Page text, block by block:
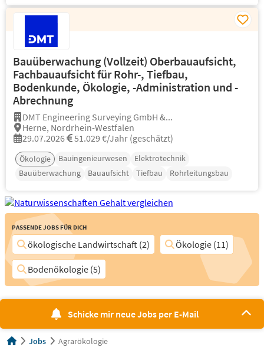
Bauüberwachung (Vollzeit) Oberbauaufsicht,
Fachbauaufsicht für Rohr-, Tiefbau,
Bodenkunde, Ökologie, -Administration und -
Abrechnung
DMT Engineering Surveying GmbH &...
Herne, Nordrhein-Westfalen
29.07.2026
51.029 €/Jahr (geschätzt)
Ökologie Bauingenieurwesen
Elektrotechnik
Bauüberwachung
Bauaufsicht Tiefbau Rohrleitungsbau
Passende Jobs für Dich
ökologische Landwirtschaft (2)
Ökologie (11)
Bodenökologie (5)
Schicke mir neue Jobs per E-Mail
Jobs Agrarökologie